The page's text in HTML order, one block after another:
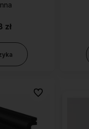
z darmowej
od
zł
Do ulubionych